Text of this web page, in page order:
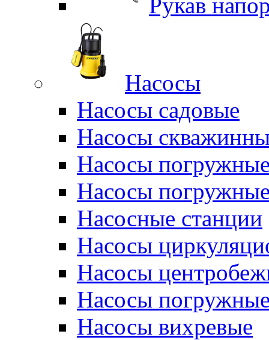
Насосы
Насосы садовые
Насосы
Насосы
Насосы
Насосные станции
Насосы
Насосы
Насосы
Насосы вихревые